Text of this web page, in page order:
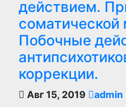
действием.
соматической
Побочные
коррекции.
Авг 15, 2019
admin